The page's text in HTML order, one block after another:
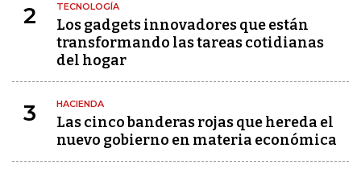
2 TECNOLOGÍA
Los gadgets innovadores que están
transformando las tareas cotidianas
del hogar
3 HACIENDA
Las cinco banderas rojas que hereda el
nuevo gobierno en materia económica